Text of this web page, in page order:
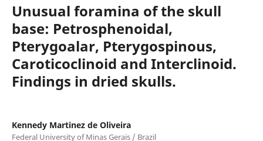
Unusual foramina of the skull
base: Petrosphenoidal,
Pterygoalar, Pterygospinous,
Caroticoclinoid and Interclinoid.
Findings in dried skulls.
Kennedy Martinez de Oliveira
Federal University of Minas Gerais / Brazil